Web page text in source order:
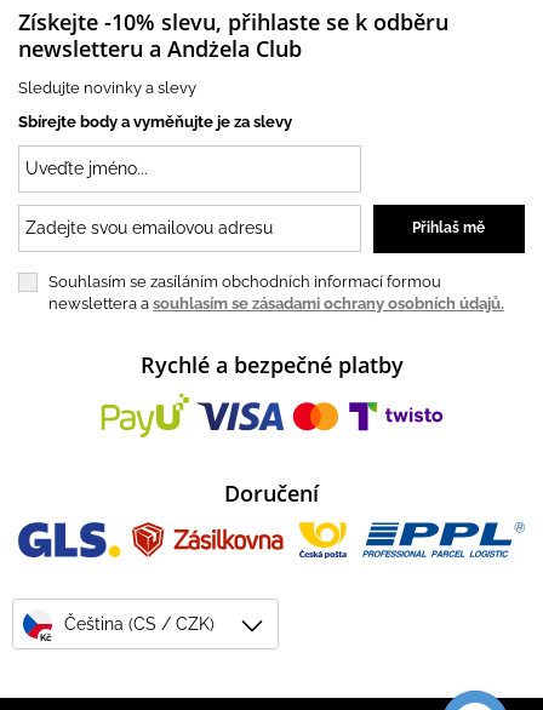
Získejte -10% slevu, přihlaste se k odběru
newsletteru a Andżela Club
Sledujte novinky a slevy
Sbírejte body a vyměňujte je za slevy
Souhlasím se zasíláním obchodních informací formou
newslettera a souhlasím se zásadami ochrany osobních údajů.
Rychlé a bezpečné platby
Doručení
Kč
Čeština (CS / CZK)